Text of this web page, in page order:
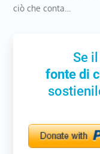
ciò che conta…
Se
fonte di